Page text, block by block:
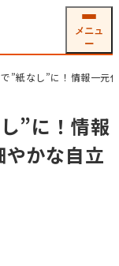
メニュ
ー
相談支援
機能一覧
”紙なし”に！情報一元
”に！情報
かな自立